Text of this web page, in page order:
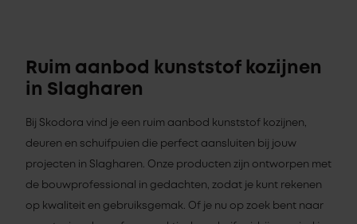
Ruim aanbod kunststof kozijnen
in Slagharen
Bij Skodora vind je een ruim aanbod kunststof kozijnen,
deuren en schuifpuien die perfect aansluiten bij jouw
projecten in Slagharen. Onze producten zijn ontworpen met
de bouwprofessional in gedachten, zodat je kunt rekenen
op kwaliteit en gebruiksgemak. Of je nu op zoek bent naar